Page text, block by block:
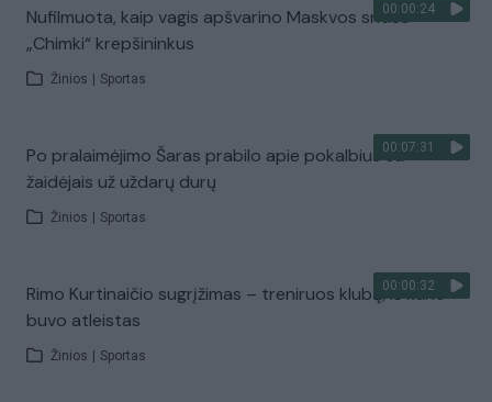
00:00:24
Nufilmuota, kaip vagis apšvarino Maskvos srities
„Chimki“ krepšininkus
Žinios Sportas
00:07:31
Po pralaimėjimo Šaras prabilo apie pokalbius su
žaidėjais už uždarų durų
Žinios Sportas
00:00:32
Rimo Kurtinaičio sugrįžimas – treniruos klubą, iš kurio
buvo atleistas
Žinios Sportas